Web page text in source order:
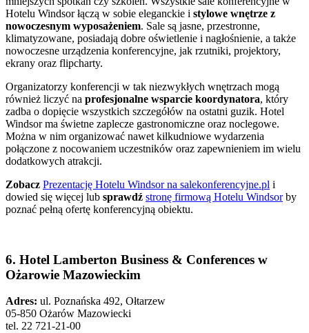
Hotelu Windsor łączą w sobie eleganckie i stylowe wnętrze z
nowoczesnym wyposażeniem. Sale są jasne, przestronne,
klimatyzowane, posiadają dobre oświetlenie i nagłośnienie, a także
nowoczesne urządzenia konferencyjne, jak rzutniki, projektory,
ekrany oraz flipcharty.
Organizatorzy konferencji w tak niezwykłych wnętrzach mogą
również liczyć na profesjonalne wsparcie koordynatora, który
zadba o dopięcie wszystkich szczegółów na ostatni guzik. Hotel
Windsor ma świetne zaplecze gastronomiczne oraz noclegowe.
Można w nim organizować nawet kilkudniowe wydarzenia
połączone z nocowaniem uczestników oraz zapewnieniem im wielu
dodatkowych atrakcji.
Zobacz Prezentację Hotelu Windsor na salekonferencyjne.pl i
dowied się więcej lub sprawdź stronę firmową Hotelu Windsorby
poznać pełną ofertę konferencyjną obiektu.
6. Hotel Lamberton Business & Conferences w
Ożarowie Mazowieckim
Adres: ul. Poznańska 492, Ołtarzew
05-850 Ożarów Mazowiecki
tel. 22 721-21-00